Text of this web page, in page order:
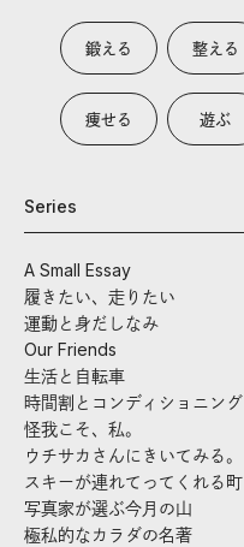
鍛える 整える
痩せる 遊ぶ
Series
A Small Essay
履きたい、走りたい
運動と身だしなみ
Our Friends
生活と自転車
時間割とコンディショニング
怪我こそ、私。
ウチサカさんにきいてみる。
スキーが連れてってくれる町
写真家が選ぶ今月の山
極私的なカラダの名著